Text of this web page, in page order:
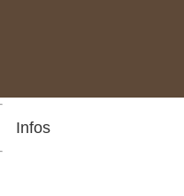
Infos